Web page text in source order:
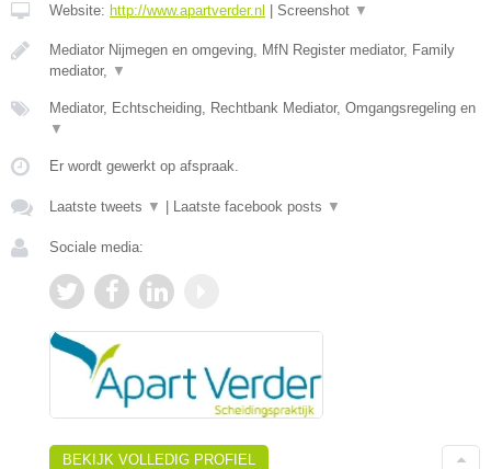
Website: http://www.apartverder.nl | Screenshot ▼
Mediator Nijmegen en omgeving, MfN Register mediator, Family
mediator,
▼
Mediator, Echtscheiding, Rechtbank Mediator, Omgangsregeling en
▼
Er wordt gewerkt op afspraak.
Laatste tweets ▼ | Laatste facebook posts ▼
Sociale media:
BEKIJK VOLLEDIG PROFIEL